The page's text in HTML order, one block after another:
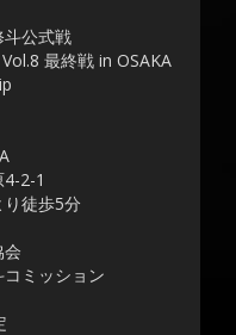
斗公式戦
最終戦 in OSAKA
2-1
徒歩5分
会
コミッション